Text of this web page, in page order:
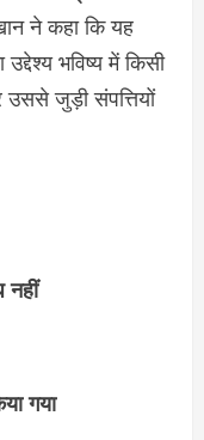
ने कहा कि यह
भविष्य में किसी
जुड़ी संपत्तियों
नहीं
गया